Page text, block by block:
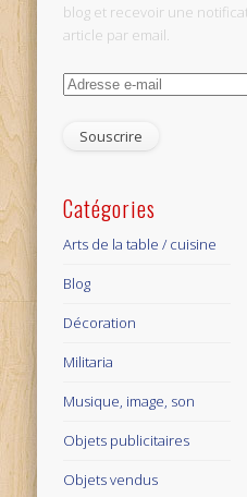
blog et recevoir une
article par email.
Adresse
mail
Catégories
Arts de la table / cuisine
Blog
Décoration
Militaria
Musique, image, son
Objets publicitaires
Objets vendus